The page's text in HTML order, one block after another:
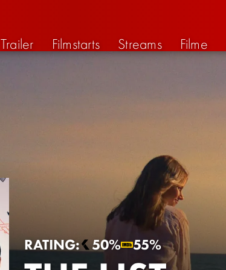
Trailer Filmstarts Streams Filme
RATING: 50% 55%